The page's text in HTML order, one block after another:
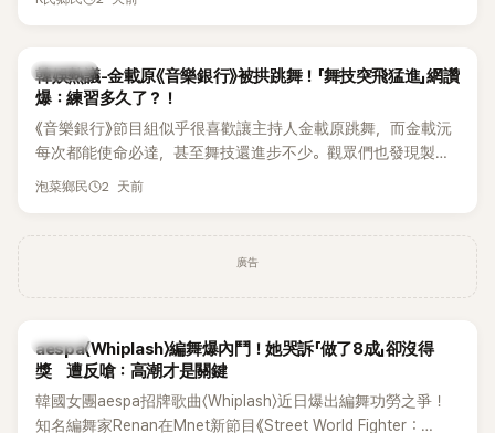
熱議討論
韓娛熱議-金載原《音樂銀行》被拱跳舞！「舞技突飛猛進」網讚
爆：練習多久了？！
《音樂銀行》節目組似乎很喜歡讓主持人金載原跳舞，而金載沅
每次都能使命必達，甚至舞技還進步不少。觀眾們也發現製作
單位對此樂此不疲。
泡菜鄉民 2 天前
廣告
K-POP
aespa〈Whiplash〉編舞爆內鬥！她哭訴「做了8成」卻沒得
獎 遭反嗆：高潮才是關鍵
韓國女團aespa招牌歌曲〈Whiplash〉近日爆出編舞功勞之爭！
知名編舞家Renan在Mnet新節目《Street World Fighter：